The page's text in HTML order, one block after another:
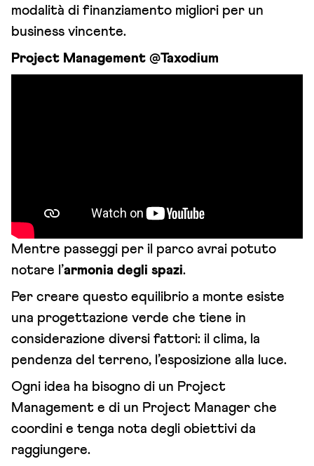
modalità di finanziamento migliori per un
business vincente.
Project Management @Taxodium
Mentre passeggi per il parco avrai potuto
notare l’armonia degli spazi.
Per creare questo equilibrio a monte esiste
una progettazione verde che tiene in
considerazione diversi fattori: il clima, la
pendenza del terreno, l’esposizione alla luce.
Ogni idea ha bisogno di un Project
Management e di un Project Manager che
coordini e tenga nota degli obiettivi da
raggiungere.